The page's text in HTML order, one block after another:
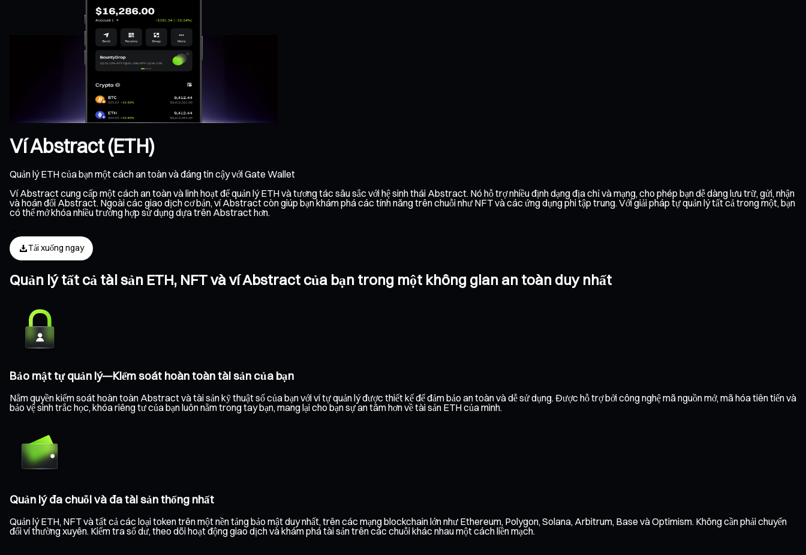
Ví Abstract (ETH)
Quản lý ETH của bạn một cách an toàn và đáng tin cậy với Gate Wallet
Ví Abstract cung cấp một cách an toàn và linh hoạt để quản lý ETH và tương tác sâu sắc với hệ sinh thái Abstract. Nó hỗ trợ nhiều định dạng địa chỉ và mạng, cho phép bạn dễ dàng lưu trữ, gửi, nhận
và hoán đổi Abstract. Ngoài các giao dịch cơ bản, ví Abstract còn giúp bạn khám phá các tính năng trên chuỗi như NFT và các ứng dụng phi tập trung. Với giải pháp tự quản lý tất cả trong một, bạn
có thể mở khóa nhiều trường hợp sử dụng dựa trên Abstract hơn.
Tải xuống ngay
Quản lý tất cả tài sản ETH, NFT và ví Abstract của bạn trong một không gian an toàn duy nhất
Bảo mật tự quản lý—Kiểm soát hoàn toàn tài sản của bạn
Nắm quyền kiểm soát hoàn toàn Abstract và tài sản kỹ thuật số của bạn với ví tự quản lý được thiết kế để đảm bảo an toàn và dễ sử dụng. Được hỗ trợ bởi công nghệ mã nguồn mở, mã hóa tiên tiến và
bảo vệ sinh trắc học, khóa riêng tư của bạn luôn nằm trong tay bạn, mang lại cho bạn sự an tâm hơn về tài sản ETH của mình.
Quản lý đa chuỗi và đa tài sản thống nhất
Quản lý ETH, NFT và tất cả các loại token trên một nền tảng bảo mật duy nhất, trên các mạng blockchain lớn như Ethereum, Polygon, Solana, Arbitrum, Base và Optimism. Không cần phải chuyển
đổi ví thường xuyên. Kiểm tra số dư, theo dõi hoạt động giao dịch và khám phá tài sản trên các chuỗi khác nhau một cách liền mạch.